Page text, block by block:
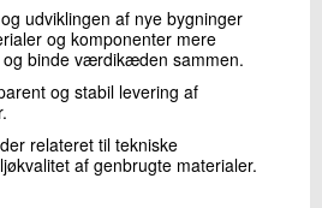
udviklingen af nye bygninger
og komponenter mere
og binde værdikæden sammen.
og stabil levering af
relateret til tekniske
af genbrugte materialer.